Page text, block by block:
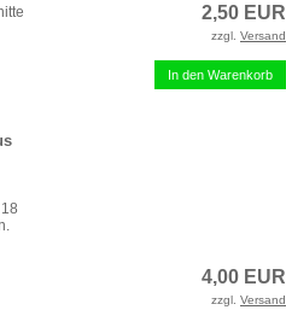
2,50 EUR
zzgl. Versand
In den Warenkorb
4,00 EUR
zzgl. Versand